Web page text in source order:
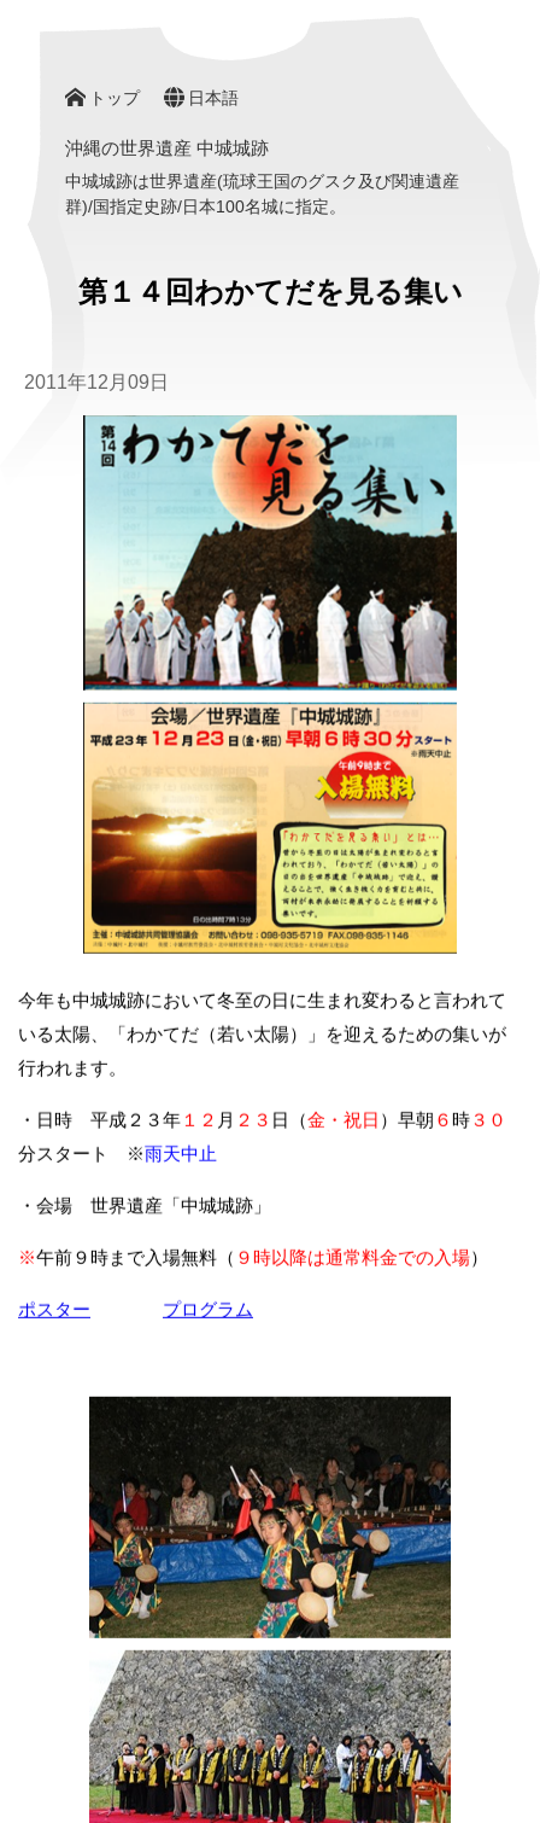
トップ 日本語
沖縄の世界遺産 中城城跡
中城城跡は世界遺産(琉球王国のグスク及び関連遺産
群)/国指定史跡/日本100名城に指定。
第１４回わかてだを見る集い
2011年12月09日
今年も中城城跡において冬至の日に生まれ変わると言われて
いる太陽、「わかてだ（若い太陽）」を迎えるための集いが
行われます。
・日時 平成２３年 １２ 月 ２３ 日（金・祝日 ）早朝 ６ 時３０
分スタート ※雨天中止
・会場 世界遺産「中城城跡」
※午前９時まで入場無料（ ９時以降は通常料金での入場）
ポスター プログラム